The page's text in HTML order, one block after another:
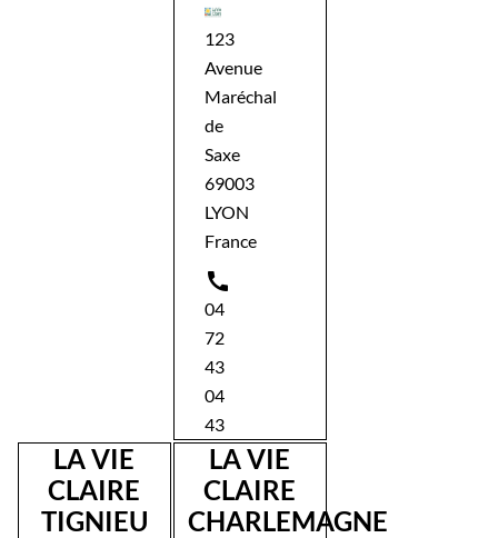
123
Avenue
Maréchal
de
Saxe
69003
LYON
France

04
72
43
04
43
LA VIE
CLAIRE
TIGNIEU
LA VIE
CLAIRE
CHARLEMAGNE